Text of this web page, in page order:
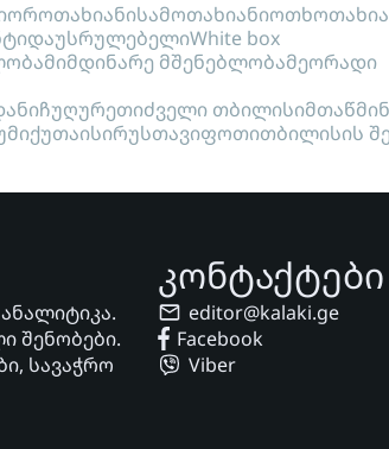
ოროთახიანისამოთახიანი
დაუსრულებელიWhite box
მიმდინარე მშენებლობამეორადი
ჩუღურეთიძველი თბილისი
ქუთაისირუსთავიფოთითბილისის
შენობები.
სავაჭრო
კონტაქტები
editor@kalaki.ge
Facebook
Viber